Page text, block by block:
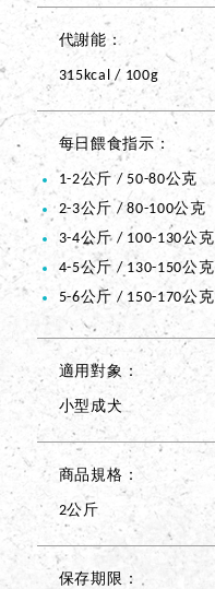
代謝能
315kcal / 100g
每日餵食指示
1-2公斤 / 50-80公克
2-3公斤 / 80-100公克
3-4公斤 / 100-130公克
4-5公斤 / 130-150公克
5-6公斤 / 150-170公克
適用對象
小型成犬
商品規格
2公斤
保存期限